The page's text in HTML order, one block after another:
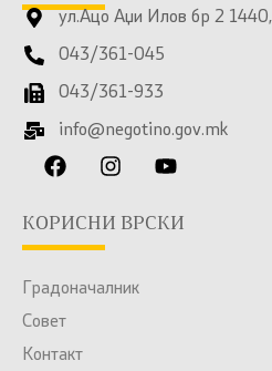
ул.Ацо Аџи Илов бр 2
043/361-045
043/361-933
info@negotino.gov.mk
КОРИСНИ ВРСКИ
Градоначалник
Совет
Контакт